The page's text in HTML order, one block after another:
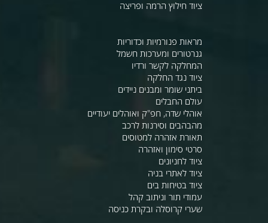
ציוד חילוץ הרמה ופריצה
מראות פנורמיות וכדוריות
גנרטורים ומערכות חשמל
המחלקה לקשר ורדיו
ציוד נגד החלקה
ביתני שומר ומבנים ניידים
עולם החבלים
אוהלי שדה, חפ"ק ואוהלים יעודיים
מהבהבים וסירנות לרכב
תאורת אזהרה למטוסים
סרטי סימון ואזהרה
ציוד לחניונים
ציוד לאתרי בניה
ציוד בטיחות בים
עמודי תור וניתוב קהל
שערי קרוסלה ובקרת כניסה